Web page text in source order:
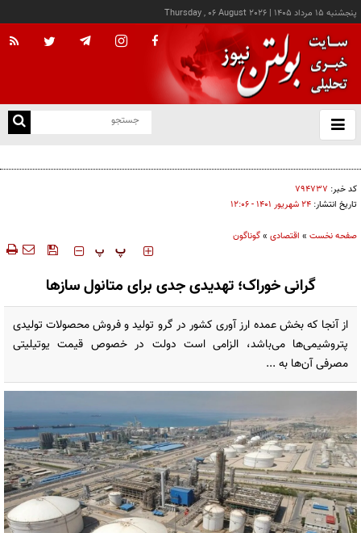
پنجشنبه ۱۵ مرداد ۱۴۰۵ |
Thursday , 06 August 2026
باز
و
کد خبر: ۷۹۴۷۳۷
تاریخ انتشار: ۲۴ شهريور ۱۴۰۱ - ۱۲:۰۶
صفحه نخست » اقتصادی »گوناگون
‍‍‍ پ پ
گرانی خوراک؛ تهدیدی جدی برای متانول سازها
از آنجا که بخش عمده ارز آوری کشور در گرو تولید و فروش محصولات تولیدی
پتروشیمی‌ها می‌باشد، الزامی است دولت در خصوص قیمت یوتیلیتی
مصرفی آن‌ها به ...